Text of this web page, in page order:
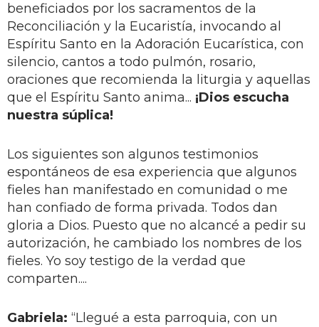
beneficiados por los sacramentos de la
Reconciliación y la Eucaristía, invocando al
Espíritu Santo en la Adoración Eucarística, con
silencio, cantos a todo pulmón, rosario,
oraciones que recomienda la liturgia y aquellas
que el Espíritu Santo anima... ¡Dios escucha
nuestra súplica!
Los siguientes son algunos testimonios
espontáneos de esa experiencia que algunos
fieles han manifestado en comunidad o me
han confiado de forma privada. Todos dan
gloria a Dios. Puesto que no alcancé a pedir su
autorización, he cambiado los nombres de los
fieles. Yo soy testigo de la verdad que
comparten....
Gabriela: “Llegué a esta parroquia, con un